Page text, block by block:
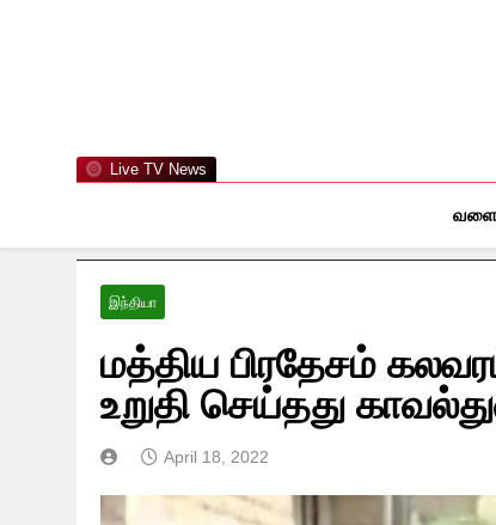
Live TV News
இந்தியா
மத்திய பிரதேசம்
உறுதி செய்தது
April 18, 2022